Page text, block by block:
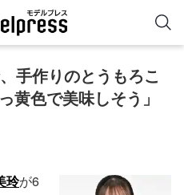
手作りのとうもろこ
黄色で美味しそう」
玲が6